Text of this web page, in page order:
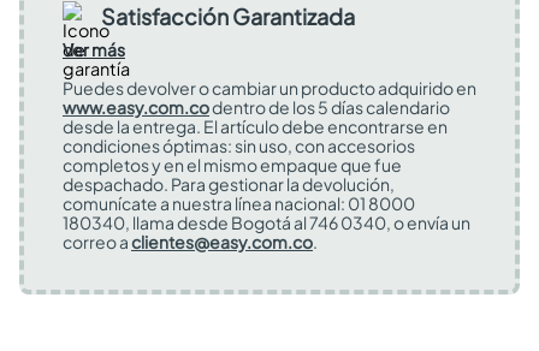
Satisfacción Garantizada
Ver más
Puedes devolver o cambiar un producto adquirido en
www.easy.com.codentro de los 5 días calendario
desde la entrega. El artículo debe encontrarse en
condiciones óptimas: sin uso, con accesorios
completos y en el mismo empaque que fue
despachado. Para gestionar la devolución,
comunícate a nuestra línea nacional: 01 8000
180340, llama desde Bogotá al 746 0340, o envía un
correo aclientes@easy.com.co.